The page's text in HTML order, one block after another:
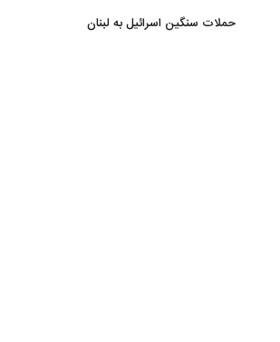
حملات سنگین اسرائیل به لبنان